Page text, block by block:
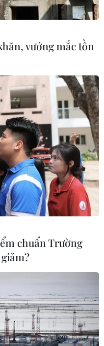
tham dự Diễn đàn
hơn vào "thể trạng"
đàn kinh tế thế
44 đã chính thức khai
tham dự của 2.500 đại
thế giới.
vướng mắc tồn
chuẩn Trường